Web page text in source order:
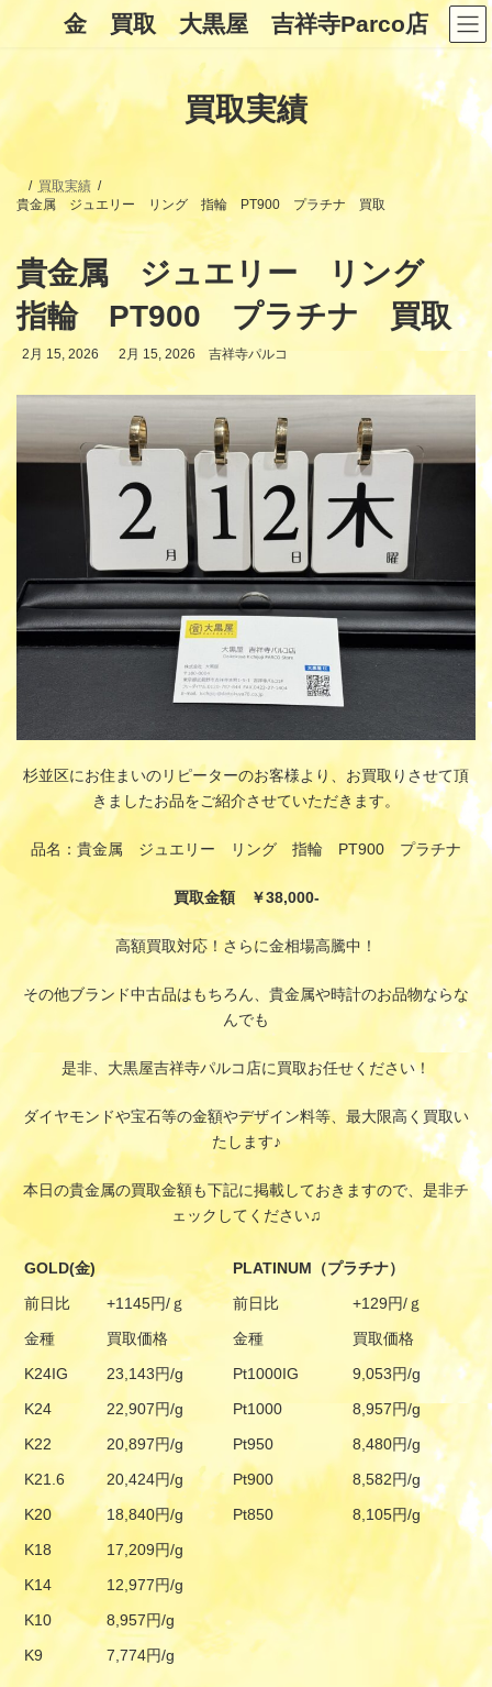
ン
キ
ッ
ー
に
移
金 買取 大黒屋 吉祥寺Parco店
買取実績
買取実績
貴金属 ジュエリー リング 指輪 PT900 プラチナ 買取
貴金属 ジュエリー リング
指輪 PT900 プラチナ 買取
2月 15, 2026
最
日
時
2月 15, 2026 吉祥寺パルコ
杉並区にお住まいのリピーターのお客様より、お買取りさせて頂
きましたお品をご紹介させていただきます。
品名：貴金属 ジュエリー リング 指輪 PT900 プラチナ
買取金額 ￥38,000-
高額買取対応！さらに金相場高騰中！
その他ブランド中古品はもちろん、貴金属や時計のお品物ならな
んでも
是非、大黒屋吉祥寺パルコ店に買取お任せください！
ダイヤモンドや宝石等の金額やデザイン料等、最大限高く買取い
たします♪
本日の貴金属の買取金額も下記に掲載しておきますので、是非チ
ェックしてください♫
GOLD(金)
PLATINUM（プラチナ）
前日比
+1145円/ｇ 前日比
+129円/ｇ
金種
買取価格 金種
買取価格
K24IG
23,143円/g Pt1000IG
9,053円/g
K24
22,907円/g Pt1000
8,957円/g
K22
20,897円/g Pt950
8,480円/g
K21.6
20,424円/g Pt900
8,582円/g
K20
18,840円/g Pt850
8,105円/g
K18
17,209円/g
K14
12,977円/g
K10
8,957円/g
K9
7,774円/g